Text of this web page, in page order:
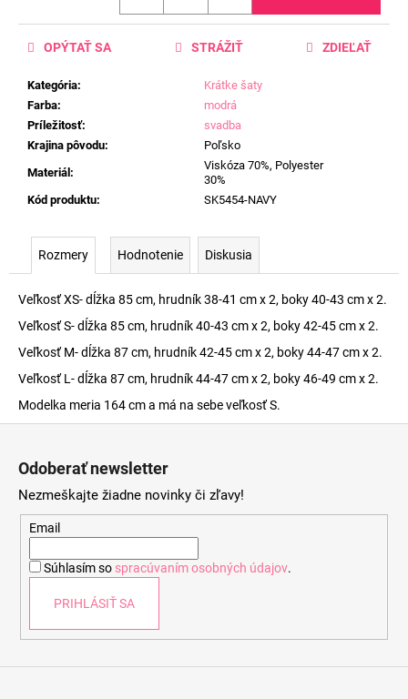
Kategória:
Krátke šaty
Farba:
modrá
Príležitosť:
svadba
Krajina pôvodu:
Poľsko
Materiál :
Viskóza 70%, Polyester
30%
Kód produktu: SK5454-NAVY
OPÝTAŤ SA STRÁŽIŤ ZDIEĽAŤ
Rozmery Hodnotenie Diskusia
Veľkosť XS- dĺžka 85 cm, hrudník 38-41 cm x 2, boky 40-43 cm x 2.
Veľkosť S- dĺžka 85 cm, hrudník 40-43 cm x 2, boky 42-45 cm x 2.
Veľkosť M- dĺžka 87 cm, hrudník 42-45 cm x 2, boky 44-47 cm x 2.
Veľkosť L- dĺžka 87 cm, hrudník 44-47 cm x 2, boky 46-49 cm x 2.
Modelka meria 164 cm a má na sebe veľkosť S.
Odoberať newsletter
Nezmeškajte žiadne novinky či zľavy!
Email
Súhlasím so spracúvaním osobných údajov.
PRIHLÁSIŤ SA